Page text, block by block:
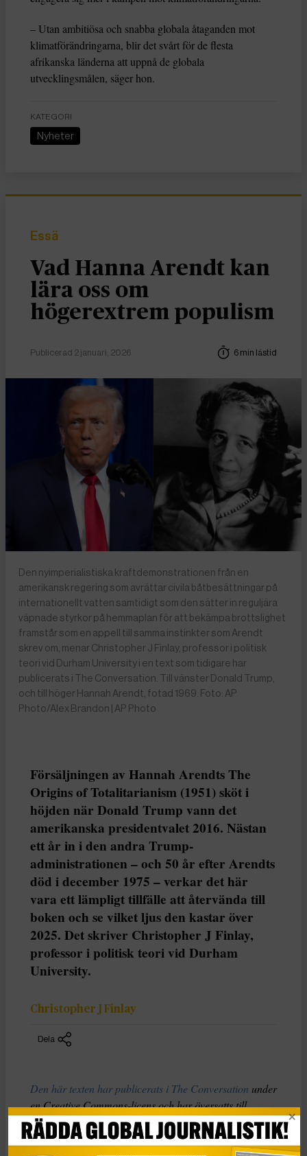
– Utan ambitiösa och snabba globala åtaganden mot
klimatförändringarna, blir det svårt för de flesta
afrikanska länderna att uppnå de globala
utvecklingsmålen, säger hon.
KATEGORI
Nyheter
Essä
Vad Hanna Arendt kan
lära oss om
högerextrem populism
Publicerad 2 januari, 2026 6 min lästid
Den nyimperialistiska kraftdemonstrationen från en
amerikansk regering som avrättar civila båtbesättningar på
internationellt vatten samtidigt som den sätter in reguljära
väpnade styrkor på hemmaplan för att bekämpa brottslighet
framstår som en appell till samma instinkter som Arendt
skrev om, menar Christopher J Finlay, professor i politisk
teori vid Durham University i en text som tidigare har
publicerats i The Conversation. Till vänster Donald Trump,
och till höger Hannah Arendt, fotad 1969. Foto: AP
Photo/Alex Brandon | AP Photo
Försäljningen av Hannah Arendts The
Origins of Totalitarianism (1951) sköt i
höjden när Donald Trump vann det
amerikanska presidentvalet 2016. Nästan
ett år in i den andra Trump-
administrationen – och 50 år efter Arendts
död i december 1975 – verkar det här
vara ett lämpligt tillfälle att återvända till
boken och se vilket ljus den kastar över
2025. Det skriver Christopher J Finlay,
professor i politisk teori vid Durham
University.
Christopher J Finlay
Dela
Den här texten har publicerats i The Conversation under
en Creative Commons-licens och har översatts till
svenska av Tidningen Globals redaktion med hjälp av
AI.